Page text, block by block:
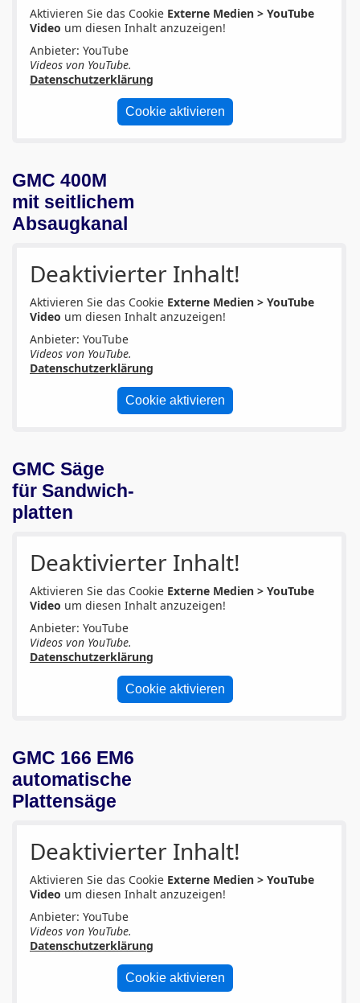
Aktivieren Sie das Cookie Externe Medien > YouTube
Video um diesen Inhalt anzuzeigen!
Anbieter: YouTube
Videos von YouTube.
Datenschutzerklärung
Cookie aktivieren
GMC 400M
mit seitlichem
Absaugkanal
Deaktivierter Inhalt!
Aktivieren Sie das Cookie Externe Medien > YouTube
Video um diesen Inhalt anzuzeigen!
Anbieter: YouTube
Videos von YouTube.
Datenschutzerklärung
Cookie aktivieren
GMC Säge
für Sandwich-
platten
Deaktivierter Inhalt!
Aktivieren Sie das Cookie Externe Medien > YouTube
Video um diesen Inhalt anzuzeigen!
Anbieter: YouTube
Videos von YouTube.
Datenschutzerklärung
Cookie aktivieren
GMC 166 EM6
automatische
Plattensäge
Deaktivierter Inhalt!
Aktivieren Sie das Cookie Externe Medien > YouTube
Video um diesen Inhalt anzuzeigen!
Anbieter: YouTube
Videos von YouTube.
Datenschutzerklärung
Cookie aktivieren